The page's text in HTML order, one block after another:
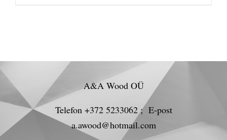
A&A Wood OÜ
Telefon +372 5233062 ; E-post
a.awood@hotmail.com